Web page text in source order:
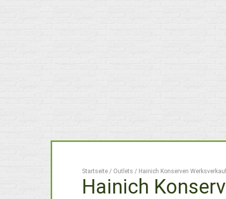
Startseite / Outlets / Hainich Konserven
Hainich